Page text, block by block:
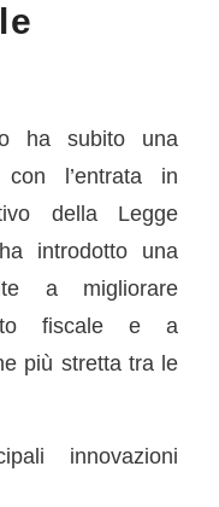
ha subito una
con l’entrata in
della Legge
introdotto una
a migliorare
fiscale e a
più stretta tra le
innovazioni